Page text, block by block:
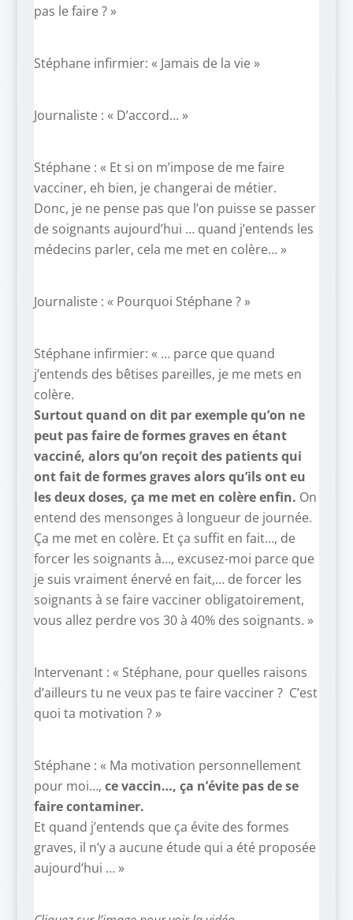
pas le faire ? »
Stéphane infirmier: « Jamais de la vie »
Journaliste : « D’accord… »
Stéphane : « Et si on m’impose de me faire
vacciner, eh bien, je changerai de métier.
Donc, je ne pense pas que l’on puisse se passer
de soignants aujourd’hui … quand j’entends les
médecins parler, cela me met en colère… »
Journaliste : « Pourquoi Stéphane ? »
Stéphane infirmier: « … parce que quand
j’entends des bêtises pareilles, je me mets en
colère.
Surtout quand on dit par exemple qu’on ne
peut pas faire de formes graves en étant
vacciné, alors qu’on reçoit des patients qui
ont fait de formes graves alors qu’ils ont eu
les deux doses, ça me met en colère enfin. On
entend des mensonges à longueur de journée.
Ça me met en colère. Et ça suffit en fait…, de
forcer les soignants à…, excusez-moi parce que
je suis vraiment énervé en fait,… de forcer les
soignants à se faire vacciner obligatoirement,
vous allez perdre vos 30 à 40% des soignants. »
Intervenant : « Stéphane, pour quelles raisons
d’ailleurs tu ne veux pas te faire vacciner ? C’est
quoi ta motivation ? »
Stéphane : « Ma motivation personnellement
pour moi…, ce vaccin…, ça n’évite pas de se
faire contaminer.
Et quand j’entends que ça évite des formes
graves, il n’y a aucune étude qui a été proposée
aujourd’hui … »